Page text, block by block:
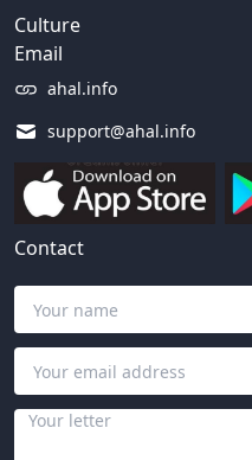
Email
ahal.info
support@ahal.info
Culture
Contact